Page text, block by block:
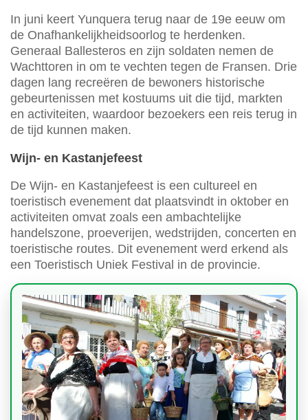
In juni keert Yunquera terug naar de 19e eeuw om
de Onafhankelijkheidsoorlog te herdenken.
Generaal Ballesteros en zijn soldaten nemen de
Wachttoren in om te vechten tegen de Fransen. Drie
dagen lang recreëren de bewoners historische
gebeurtenissen met kostuums uit die tijd, markten
en activiteiten, waardoor bezoekers een reis terug in
de tijd kunnen maken.
Wijn- en Kastanjefeest
De Wijn- en Kastanjefeest is een cultureel en
toeristisch evenement dat plaatsvindt in oktober en
activiteiten omvat zoals een ambachtelijke
handelszone, proeverijen, wedstrijden, concerten en
toeristische routes. Dit evenement werd erkend als
een Toeristisch Uniek Festival in de provincie.